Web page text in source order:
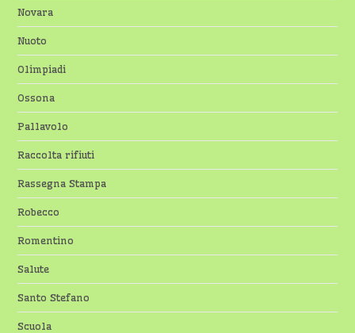
Novara
Nuoto
Olimpiadi
Ossona
Pallavolo
Raccolta rifiuti
Rassegna Stampa
Robecco
Romentino
Salute
Santo Stefano
Scuola